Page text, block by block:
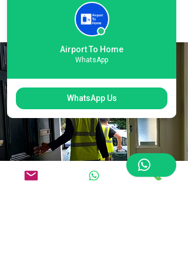
Schritt des Weges in guten
Händen.
Airport To Home
WhatsApp
WhatsApp Us